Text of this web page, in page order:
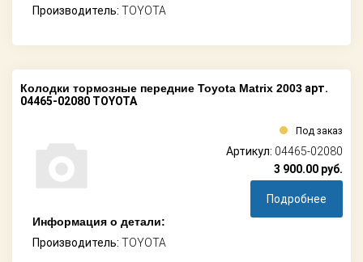
Производитель: TOYOTA
Колодки тормозные передние Toyota Matrix 2003 арт.
04465-02080 TOYOTA
Информация о детали:
Производитель: TOYOTA
Под заказ
Артикул: 04465-02080
3 900.00 руб.
Подробнее